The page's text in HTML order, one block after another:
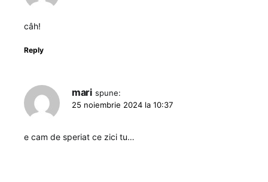
câh!
Reply
mari spune:
25 noiembrie 2024 la 10:37
e cam de speriat ce zici tu…